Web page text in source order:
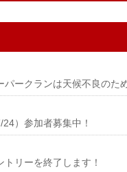
パークランは天候不良のた
）参加者募集中！
リーを終了します！